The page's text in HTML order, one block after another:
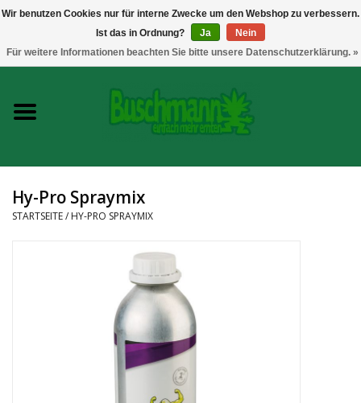
Growshop
Messtechnik
Headshop
CBD und Hanfextrakte
Hy-Pro Spraymix
STARTSEITE/ HY-PRO SPRAYMIX
Wir benutzen Cookies nur für interne Zwecke um den Webshop zu verbessern.
Ist das in Ordnung?
Ja
Nein
Für weitere Informationen beachten Sie bitte unsere Datenschutzerklärung. »